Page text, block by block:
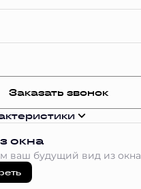
Заказать звонок
окна
ваш будущий вид из окна